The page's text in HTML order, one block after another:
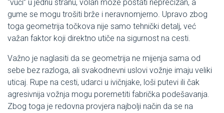
“vući” u jednu stranu, volan može postati neprecizan, a
gume se mogu trošiti brže i neravnomjerno. Upravo zbog
toga geometrija točkova nije samo tehnički detalj, već
važan faktor koji direktno utiče na sigurnost na cesti.
Važno je naglasiti da se geometrija ne mijenja sama od
sebe bez razloga, ali svakodnevni uslovi vožnje imaju veliki
uticaj. Rupe na cesti, udarci u ivičnjake, loši putevi ili čak
agresivnija vožnja mogu poremetiti fabrička podešavanja.
Zbog toga je redovna provjera najbolji način da se na